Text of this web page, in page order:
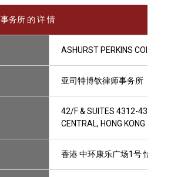
务所 的 详 情
ASHURST PERKINS COIE
亚司特博钦律师事务所
42/F & SUITES 4312-4317 &
CENTRAL, HONG KONG
香港 中环康乐广场1号 怡和